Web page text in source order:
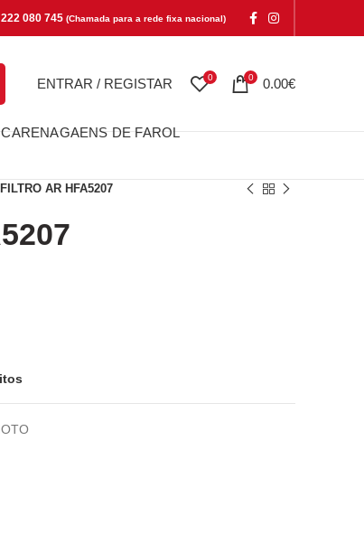
080 745 (Chamada para a rede fixa nacional)
ENTRAR / REGISTAR 0 0 0.00€
DE FAROL
FILTRO AR HFA5207